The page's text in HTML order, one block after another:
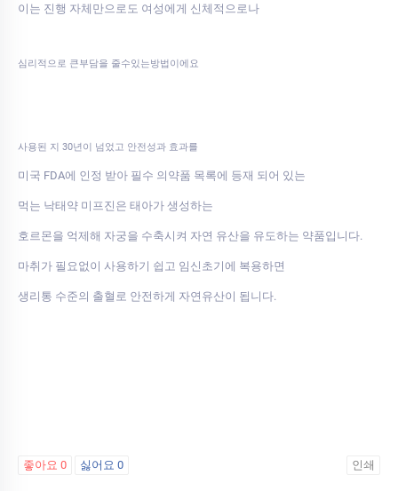
이는 진행 자체만으로도 여성에게 신체적으로나
심리적으로 큰부담을 줄수있는방법이에요
사용된 지 30년이 넘었고 안전성과 효과를
미국 FDA에 인정 받아 필수 의약품 목록에 등재 되어 있는
먹는 낙태약 미프진은 태아가 생성하는
호르몬을 억제해 자궁을 수축시켜 자연 유산을 유도하는 약품입니다.
마취가 필요없이 사용하기 쉽고 임신초기에 복용하면
생리통 수준의 출혈로 안전하게 자연유산이 됩니다.
좋아요 0 싫어요 0 인쇄